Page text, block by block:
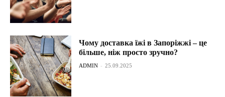
Чому доставка їжі в Запоріжжі – це
більше, ніж просто зручно?
ADMIN - 25.09.2025